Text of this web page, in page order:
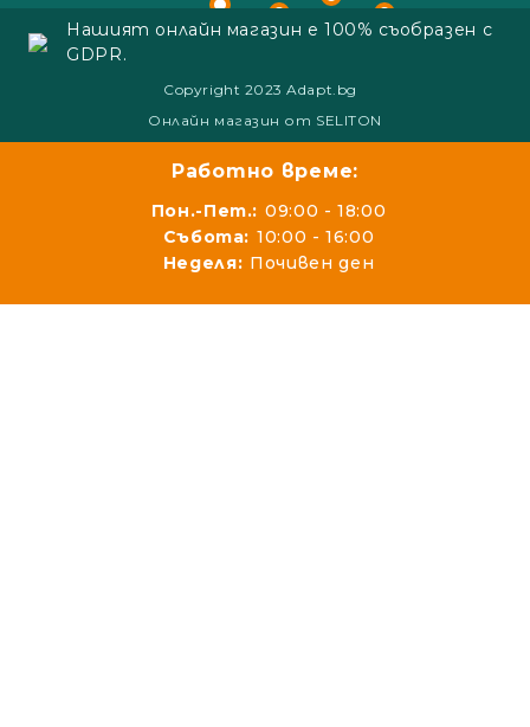
Нашият онлайн магазин е 100% съобразен с
GDPR.
Copyright 2023 Adapt.bg
Онлайн магазин от SELITON
Работно време:
Пон.-Пет.: 09:00 - 18:00
Събота: 10:00 - 16:00
Неделя: Почивен ден